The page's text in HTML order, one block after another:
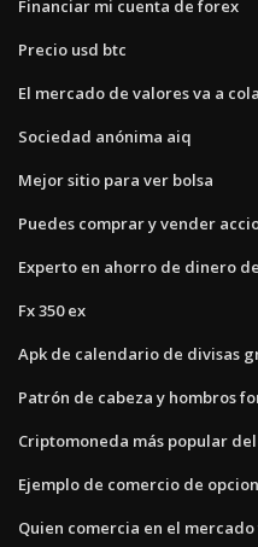
Financiar mi cuenta de forex
Precio usd btc
El mercado de valores va a
Sociedad anónima aiq
Mejor sitio para ver bolsa
Puedes comprar y vender
Experto en ahorro de dinero
Fx 350 ex
Apk de calendario de divisas
Patrón de cabeza y hombros
Criptomoneda más popular
Ejemplo de comercio de
Quien comercia en el